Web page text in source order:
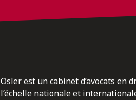
Osler est un cabinet d’avocats
l’échelle nationale et